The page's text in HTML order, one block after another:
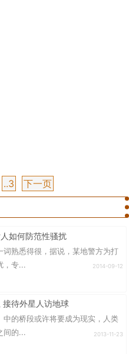
..3
下一页
如何防范性骚扰
词熟悉得很，据说，某地警方为打
，专...
2014-09-12
待外星人访地球
中的桥段或许将要成为现实，人类
间的...
2013-11-23